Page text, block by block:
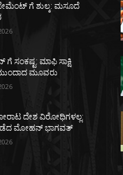
ಗೆ ಶುಲ್ಕ: ಮಸೂದೆ
ಸಂಕಷ್ಟ: ಮಾಫಿ ಸಾಕ್ಷಿ
ಮೂವರು
ದೇಶ ವಿರೋಧಿಗಳಲ್ಲ:
ಮೋಹನ್ ಭಾಗವತ್